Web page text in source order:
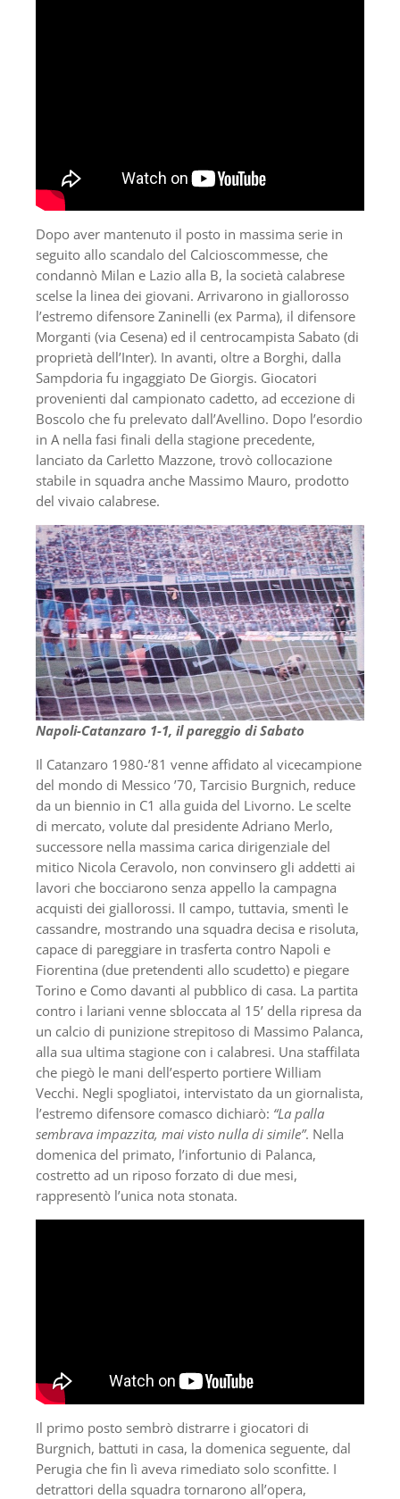
Dopo aver mantenuto il posto in massima serie in
seguito allo scandalo del Calcioscommesse, che
condannò Milan e Lazio alla B, la società calabrese
scelse la linea dei giovani. Arrivarono in giallorosso
l’estremo difensore Zaninelli (ex Parma), il difensore
Morganti (via Cesena) ed il centrocampista Sabato (di
proprietà dell’Inter). In avanti, oltre a Borghi, dalla
Sampdoria fu ingaggiato De Giorgis. Giocatori
provenienti dal campionato cadetto, ad eccezione di
Boscolo che fu prelevato dall’Avellino. Dopo l’esordio
in A nella fasi finali della stagione precedente,
lanciato da Carletto Mazzone, trovò collocazione
stabile in squadra anche Massimo Mauro, prodotto
del vivaio calabrese.
Napoli-Catanzaro 1-1, il pareggio di Sabato
Il Catanzaro 1980-’81 venne affidato al vicecampione
del mondo di Messico ’70, Tarcisio Burgnich, reduce
da un biennio in C1 alla guida del Livorno. Le scelte
di mercato, volute dal presidente Adriano Merlo,
successore nella massima carica dirigenziale del
mitico Nicola Ceravolo, non convinsero gli addetti ai
lavori che bocciarono senza appello la campagna
acquisti dei giallorossi. Il campo, tuttavia, smentì le
cassandre, mostrando una squadra decisa e risoluta,
capace di pareggiare in trasferta contro Napoli e
Fiorentina (due pretendenti allo scudetto) e piegare
Torino e Como davanti al pubblico di casa. La partita
contro i lariani venne sbloccata al 15’ della ripresa da
un calcio di punizione strepitoso di Massimo Palanca,
alla sua ultima stagione con i calabresi. Una staffilata
che piegò le mani dell’esperto portiere William
Vecchi. Negli spogliatoi, intervistato da un giornalista,
l’estremo difensore comasco dichiarò: “La palla
sembrava impazzita, mai visto nulla di simile”. Nella
domenica del primato, l’infortunio di Palanca,
costretto ad un riposo forzato di due mesi,
rappresentò l’unica nota stonata.
Il primo posto sembrò distrarre i giocatori di
Burgnich, battuti in casa, la domenica seguente, dal
Perugia che fin lì aveva rimediato solo sconfitte. I
detrattori della squadra tornarono all’opera,